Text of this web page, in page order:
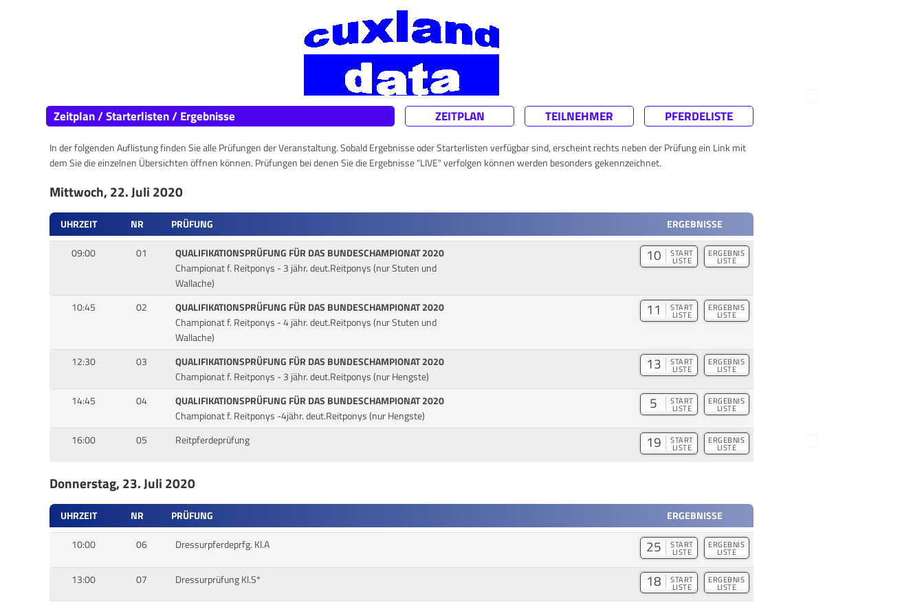
Zeitplan / Starterlisten / Ergebnisse ZEITPLAN TEILNEHMER PFERDELISTE
In der folgenden Auflistung finden Sie alle Prüfungen der Veranstaltung. Sobald Ergebnisse oder Starterlisten verfügbar sind, erscheint rechts neben der Prüfung ein Link mit
dem Sie die einzelnen Übersichten öffnen können. Prüfungen bei denen Sie die Ergebnisse "LIVE" verfolgen können werden besonders gekennzeichnet.
Mittwoch, 22. Juli 2020
UHRZEIT NR PRÜFUNG
ERGEBNISSE
09:00
01
QUALIFIKATIONSPRÜFUNG FÜR DAS BUNDESCHAMPIONAT 2020
Championat f. Reitponys - 3 jähr. deut.Reitponys (nur Stuten und
Wallache)
10 START
LISTE
ERGEBNIS
LISTE
10:45 02
QUALIFIKATIONSPRÜFUNG FÜR DAS BUNDESCHAMPIONAT 2020
Championat f. Reitponys - 4 jähr. deut.Reitponys (nur Stuten und
Wallache)
11 START
LISTE
ERGEBNIS
LISTE
12:30 03
QUALIFIKATIONSPRÜFUNG FÜR DAS BUNDESCHAMPIONAT 2020
Championat f. Reitponys - 3 jähr. deut.Reitponys (nur Hengste)
13 START
LISTE
ERGEBNIS
LISTE
14:45 04
QUALIFIKATIONSPRÜFUNG FÜR DAS BUNDESCHAMPIONAT 2020
Championat f. Reitponys -4jähr. deut.Reitponys (nur Hengste)
5 START
LISTE
ERGEBNIS
LISTE
16:00 05 Reitpferdeprüfung 19 START
LISTE
ERGEBNIS
LISTE
Donnerstag, 23. Juli 2020
UHRZEIT NR PRÜFUNG
ERGEBNISSE
10:00
06 Dressurpferdeprfg. Kl.A 25 START
LISTE
ERGEBNIS
LISTE
13:00 07 Dressurprüfung Kl.S* 18 START
LISTE
ERGEBNIS
LISTE